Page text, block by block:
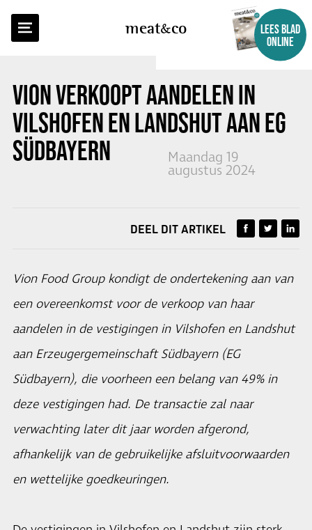
meatco
LEES BLAD
ONLINE
VION VERKOOPT AANDELEN IN
VILSHOFEN EN LANDSHUT AAN EG
SÜDBAYERN
Maandag 19
augustus 2024
TERUG NAAR OVERZICHT
DEEL DIT ARTIKEL
Vion Food Group kondigt de ondertekening aan van
een overeenkomst voor de verkoop van haar
aandelen in de vestigingen in Vilshofen en Landshut
aan Erzeugergemeinschaft Südbayern (EG
Südbayern), die voorheen een belang van 49% in
deze vestigingen had. De transactie zal naar
verwachting later dit jaar worden afgerond,
afhankelijk van de gebruikelijke afsluitvoorwaarden
en wettelijke goedkeuringen.